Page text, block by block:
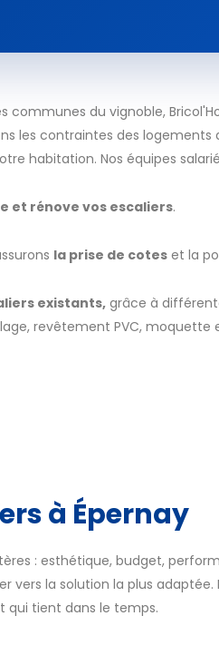
communes du vignoble,
les contraintes des
habitation. Nos équipes
et rénove vos escaliers.
la prise de cotes et la
existants,grâce à
revêtement PVC, moquette
à Épernay
: esthétique, budget,
la solution la plus
qui tient dans le temps.